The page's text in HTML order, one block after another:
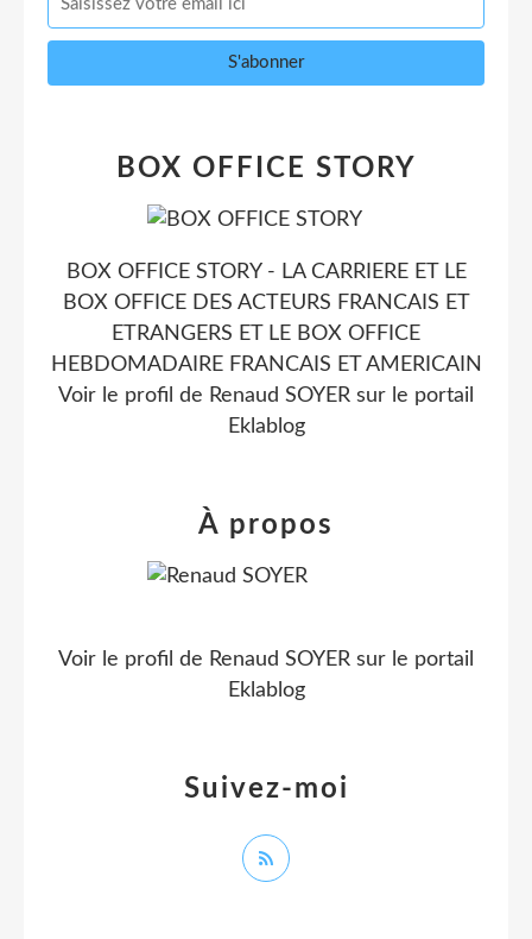
BOX OFFICE STORY
BOX OFFICE STORY - LA CARRIERE ET LE
BOX OFFICE DES ACTEURS FRANCAIS ET
ETRANGERS ET LE BOX OFFICE
HEBDOMADAIRE FRANCAIS ET AMERICAIN
Voir le profil de Renaud SOYER sur le portail
Eklablog
Suivez-moi
À propos
Voir le profil de Renaud SOYER sur le portail
Eklablog